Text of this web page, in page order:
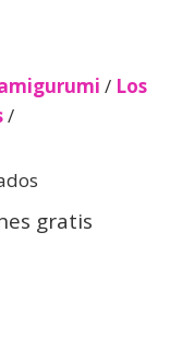
/ Los
/
gratis